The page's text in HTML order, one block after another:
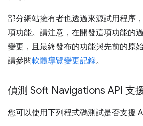
部分網站擁有者也透過來源試用程序
項功能。請注意，在開發這項功能的
變更，且最終發布的功能與先前的原
請參閱軟體導覽變更記錄。
偵測 Soft Navigations API 支
您可以使用下列程式碼測試是否支援